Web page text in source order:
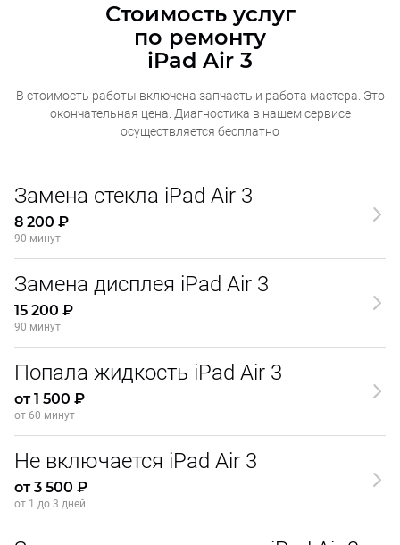
Стоимость услуг
по ремонту
iPad Air 3
В стоимость работы включена запчасть и работа мастера. Это
окончательная цена. Диагностика в нашем сервисе
осуществляется бесплатно
Замена стекла iPad Air 3
8 200 ₽
90 минут
Замена дисплея iPad Air 3
15 200 ₽
90 минут
Попала жидкость iPad Air 3
от 1 500 ₽
от 60 минут
Не включается iPad Air 3
от 3 500 ₽
от 1 до 3 дней